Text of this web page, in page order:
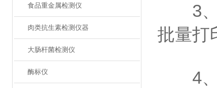
食品重金属检测仪
肉类抗生素检测仪器
大肠杆菌检测仪
酶标仪
3、
批量打
4、